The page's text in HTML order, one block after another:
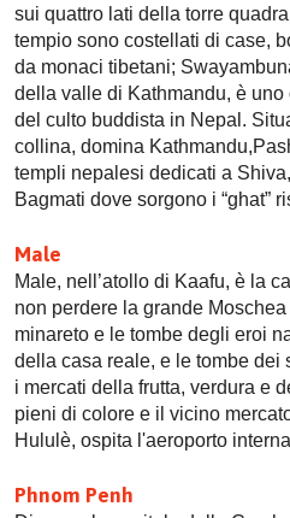
sui quattro lati della torre
tempio sono costellati di case,
da monaci tibetani;
della valle di Kathmandu, è
del culto buddista in Nepal.
collina, domina
templi nepalesi dedicati a
Bagmati dove sorgono i “ghat”
Male
Male, nell’atollo di Kaafu, è la
non perdere la grande
minareto e le tombe degli eroi
della casa reale, e le tombe dei
i mercati della frutta, verdura e
pieni di colore e il vicino
Hululè, ospita l'aeroporto
Phnom Penh